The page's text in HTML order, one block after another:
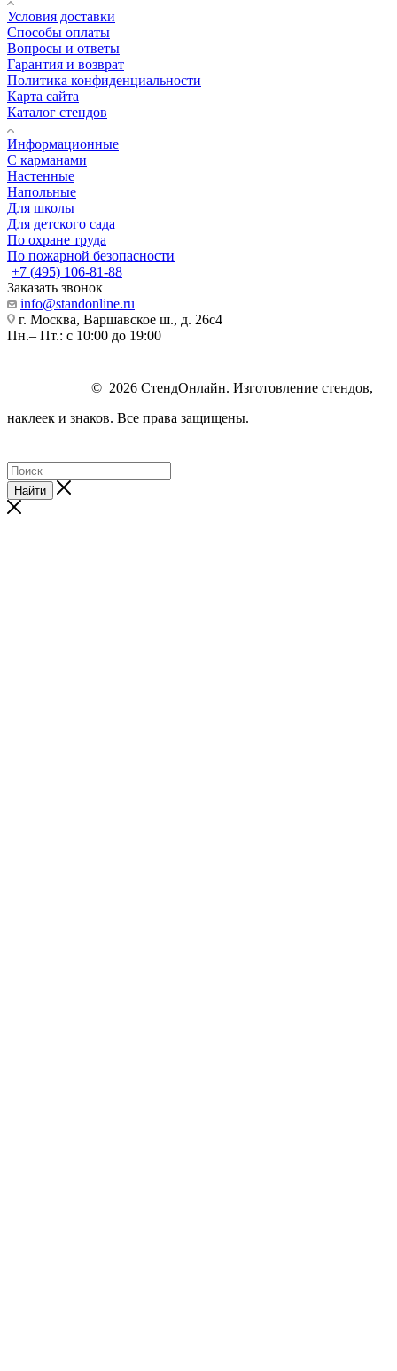
Условия доставки
Способы оплаты
Вопросы и ответы
Гарантия и возврат
Политика конфиденциальности
Карта сайта
Каталог стендов
Информационные
С карманами
Настенные
Напольные
Для школы
Для детского сада
По охране труда
По пожарной безопасности
+7 (495) 106-81-88
Заказать звонок
info@standonline.ru
г. Москва, Варшавское ш., д. 26с4
Пн.– Пт.: с 10:00 до 19:00
© 2026 СтендОнлайн. Изготовление стендов,
наклеек и знаков. Все права защищены.
Найти